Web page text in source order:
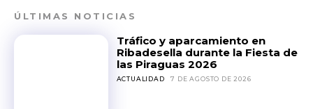
ÚLTIMAS NOTICIAS
Tráfico y aparcamiento en
Ribadesella durante la Fiesta de
las Piraguas 2026
ACTUALIDAD 7 DE AGOSTO DE 2026